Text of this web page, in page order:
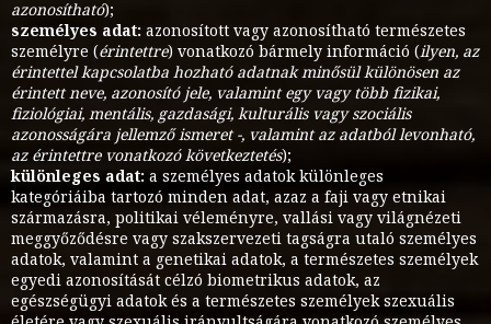
azonosítható);
személyes adat: azonosított vagy azonosítható természetes
személyre (érintettre) vonatkozó bármely információ (ilyen, az
érintettel kapcsolatba hozható adatnak minősül különösen az
érintett neve, azonosító jele, valamint egy vagy több fizikai,
fiziológiai, mentális, gazdasági, kulturális vagy szociális
azonosságára jellemző ismeret -, valamint az adatból levonható,
az érintettre vonatkozó következtetés);
különleges adat: a személyes adatok különleges
kategóriáiba tartozó minden adat, azaz a faji vagy etnikai
származásra, politikai véleményre, vallási vagy világnézeti
meggyőződésre vagy szakszervezeti tagságra utaló személyes
adatok, valamint a genetikai adatok, a természetes személyek
egyedi azonosítását célzó biometrikus adatok, az
egészségügyi adatok és a természetes személyek szexuális